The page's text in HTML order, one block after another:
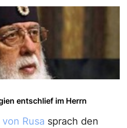
entschlief im Herrn
Rusa sprach den